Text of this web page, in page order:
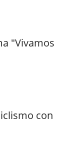
"Vivamos
con